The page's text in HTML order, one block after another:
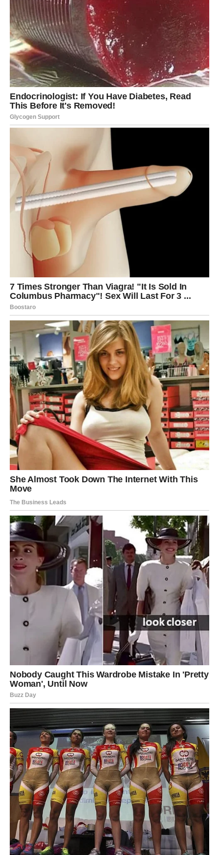
Poznat po svojoj ljubavi prema eksperimentiranju, Pjetra su
prijatelji od milja zvali “Naučnik”. Uvek pokušavajući da
pronađe nove ukuse i teksture kako bi iznenadio i oduševio
svoje kupce u italijanskom gradu Alba, porodica Ferrero bila je
prvi italijanski proizvođač nakon Drugog svetskog rata koji je
otvorio proizvodne pogone i kancelarije za industriju u
inostranstvu. Učinite kompaniju zaista međunarodnim
preduzećem. 1956. službeno su započeli svoju međunarodnu
ekspanziju otvaranjem velike fabrike u Njemačkoj.
Ubrzo nakon toga, u Francuskoj je otvorena druga
međunarodna kancelarija Ferrera, a od tada se njen rast
ubrzao. Ferrero trenutno posluje u Evropi, Sjevernoj i Južnoj
Americi, Africi, Australiji i jugoistočnoj Aziji. Još uvijek obiteljski
posao, sada u svojoj trećoj generaciji, Ferrero nastavlja rasti i
razvijati se, uz pomoć tradicije, stručnosti i svjetski poznate
gastronomije.
“Ferrero Group” je danas jedna od najvećih kompanija za
slatku pakovanu hranu na svijetu, sa više od 35 najpopularnijih
brendova. Njihovi najpoznatiji proizvodi, koji se godinama vole
Tac”, koji se prodaju u više od 170 zemalja. Ipak, ono po čemu
su najpoznatiji i najpoznatiji je Nutella prelivena čokoladom,
koja se može naći u gotovo svakom domu. Nadalje, Nutella se
često smatra jednim od najimpresivnijih simbola globalizacije.
Sve je počelo nakon Drugog svjetskog rata. U to vrijeme
čokolada je bila jako skupa i niko je nije mogao priuštiti, barem
u Italiji. Porodica Ferrero ima svoje recepte za čokoladu, od
kojih većina sadrži lješnjake, jer je Alba bogata lješnjacima.
Vizija porodice je bila: „Kako napraviti novi recept sa manje
kakaa i lješnjaka visoke nutritivne vrijednosti“. Naravno, uspjeli
su, a poznati recept je jednostavno nazvan “Super Crema”.
Dvadeset godina kasnije, kako su se razvijale nove tehnologije
i metode, došla je ideja da se recept malo poboljša. Tako je
Michel Ferrero spojio sve ove novitete sa postojećim
receptima i napravio pravo čudo. Nutella je osnovana 1964.
godine, iste godine kada mu se rodio sin, a često se šalio da
kod kuće ima mlađeg brata, a to je Nutella.
Oglasi